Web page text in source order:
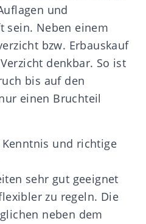
und
sein. Neben einem
bzw. Erbauskauf
Verzicht denkbar. So ist
bis auf den
einen Bruchteil
Kenntnis und richtige
sehr gut geeignet
zu regeln. Die
neben dem